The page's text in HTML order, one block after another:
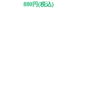
880円(税込)